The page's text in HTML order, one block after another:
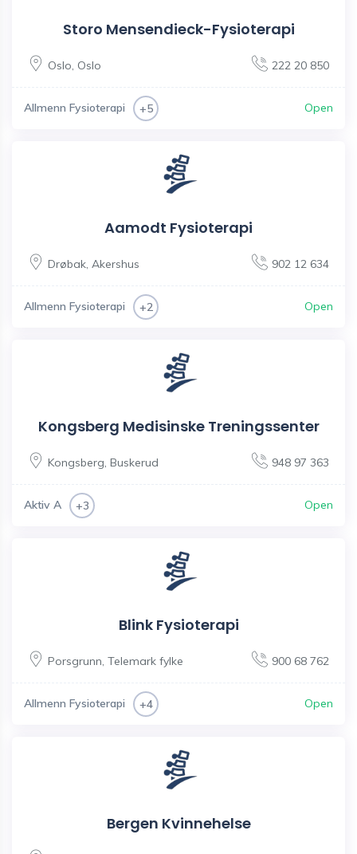
Storo Mensendieck-Fysioterapi
Oslo Oslo 222 20 850
Allmenn Fysioterapi +5 Open
Aamodt Fysioterapi
Drøbak Akershus 902 12 634
Allmenn Fysioterapi +2 Open
Kongsberg Medisinske Treningssenter
Kongsberg Buskerud 948 97 363
Aktiv A +3 Open
Blink Fysioterapi
Porsgrunn Telemark fylke 900 68 762
Allmenn Fysioterapi +4 Open
Bergen Kvinnehelse